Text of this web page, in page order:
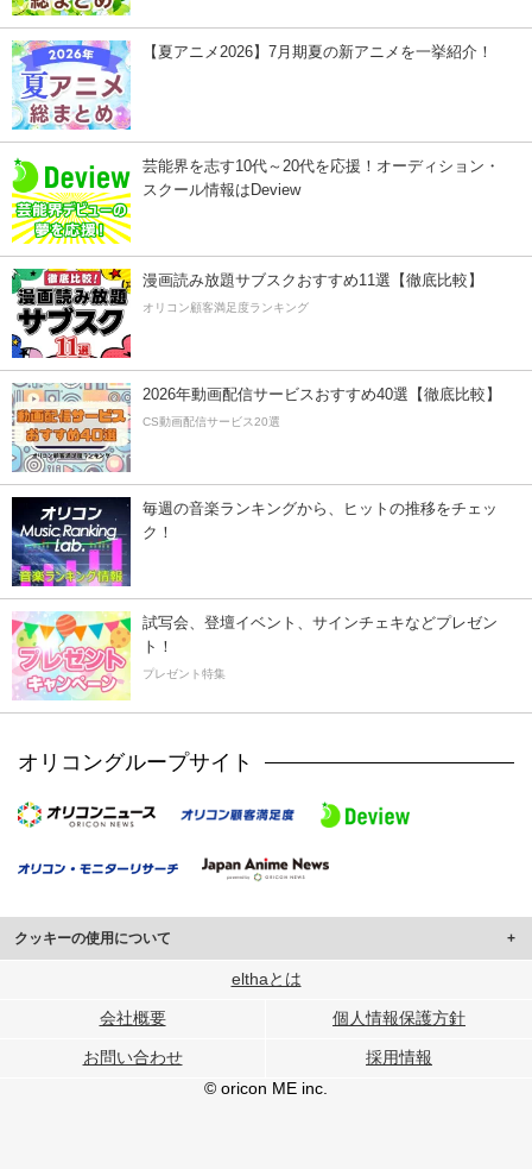
【夏アニメ2026】7月期夏の新アニメを一挙紹介！
芸能界を志す10代～20代を応援！オーディション・
スクール情報はDeview
漫画読み放題サブスクおすすめ11選【徹底比較】
オリコン顧客満足度ランキング
2026年動画配信サービスおすすめ40選【徹底比較】
CS動画配信サービス20選
毎週の音楽ランキングから、ヒットの推移をチェッ
ク！
試写会、登壇イベント、サインチェキなどプレゼン
ト！
プレゼント特集
オリコングループサイト
クッキーの使用について
このサイトでは Cookie を使用して、ユーザーに合わせたコンテンツや広告の
行っています。
メディアや広告配信、データ解析の各パートナーに提供しています。
各パートナーは、この情報とユーザーが各パートナーに提供した他の情報や、
ユーザーが各パートナーのサービスを使用したときに収集した他の情報を組み
elthaとは
会社概要 個人情報保護方針
お問い合わせ
採用情報
© oricon ME inc.